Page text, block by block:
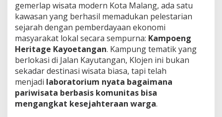
W
i
s
a
t
a
S
e
a
r
a
gemerlap wisata modern Kota Malang, ada satu
kawasan yang berhasil memadukan pelestarian
sejarah dengan pemberdayaan ekonomi
masyarakat lokal secara sempurna: Kampoeng
Heritage Kayoetangan. Kampung tematik yang
berlokasi di Jalan Kayutangan, Klojen ini bukan
sekadar destinasi wisata biasa, tapi telah
menjadi laboratorium nyata bagaimana
pariwisata berbasis komunitas bisa
mengangkat kesejahteraan warga.